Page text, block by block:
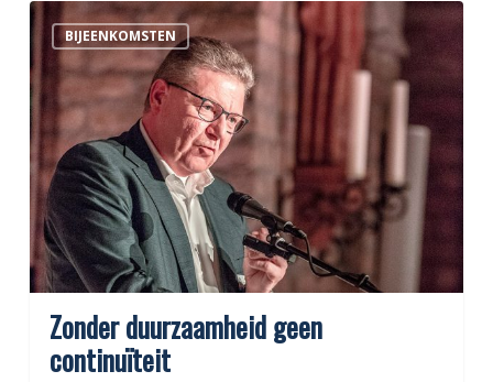
Zonder
duurzaamheid
geen
continuïteit
BIJEENKOMSTEN
Zonder duurzaamheid geen
continuïteit